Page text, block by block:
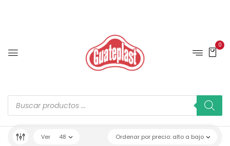
0
Ordenar por precio: alto a bajo
Ver 48